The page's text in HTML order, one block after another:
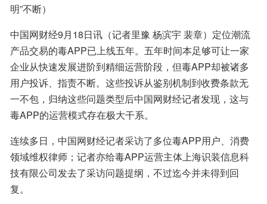
明”不断）
中国网财经9月18日讯（记者里豫 杨滨宇 裴章）定位潮流
产品交易的毒APP已上线五年。五年时间本足够可让一家
企业从快速发展进阶到精细运营阶段，但毒APP却被诸多
用户投诉、指责不断。这些投诉从鉴别机制到收费条款无
一不包，归纳这些问题类型后中国网财经记者发现，这与
毒APP的运营模式存在极大干系。
连续多日，中国网财经记者采访了多位毒APP用户、消费
领域维权律师；记者亦给毒APP运营主体上海识装信息科
技有限公司发去了采访问题提纲，不过迄今并未得到回
复。